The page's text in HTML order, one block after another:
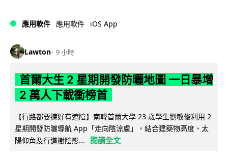
應用軟件 應用軟件 iOS App
Lawton 9 小時
首爾大生 2 星期開發防曬地圖 一日暴增
2 萬人下載衝榜首
【行路都要揀好有遮陰】南韓首爾大學 23 歲學生劉敏俊利用 2
星期開發防曬導航 App「走向陰涼處」，結合建築物高度、太
陽仰角及行道樹陰影...
閱讀全文